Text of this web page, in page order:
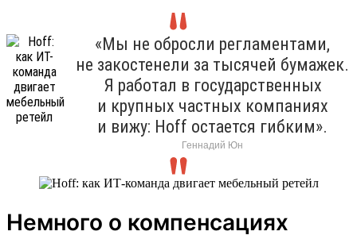
«Мы не обросли регламентами,
не закостенели за тысячей бумажек.
Я работал в государственных
и крупных частных компаниях
и вижу: Hoff остается гибким».
Геннадий Юн
Немного о компенсациях